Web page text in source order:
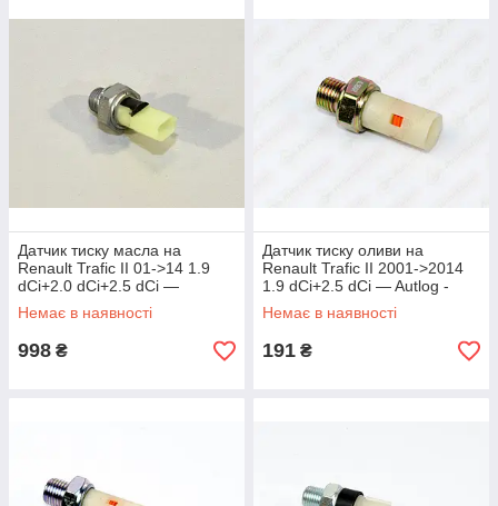
Датчик тиску масла на
Renault Trafic II 01->14 1.9
dCi+2.0 dCi+2.5 dCi —
Renault (Оригінал) -
8200671272
Немає в наявності
998 ₴
Датчик тиску оливи на
Renault Trafic II 2001->2014
1.9 dCi+2.5 dCi — Autlog -
AS2137
Немає в наявності
191 ₴